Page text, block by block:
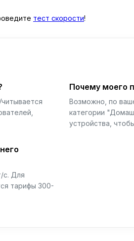
тест скорости!
Почему моего
Возможно, по
категории
устройства,
с. Для
тарифы 300-